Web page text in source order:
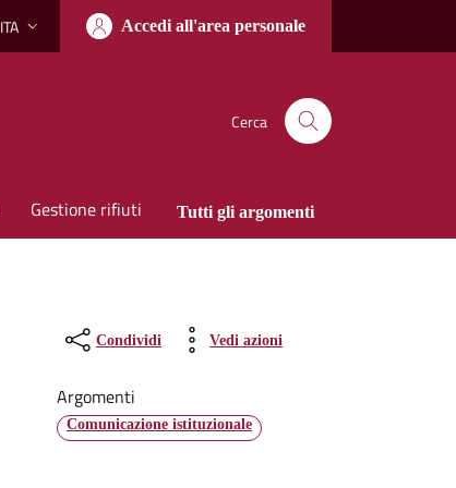
Lingua attiva:
ITA Accedi all'area personale
Cerca
Gestione rifiuti Tutti gli argomenti
Condividi Vedi azioni
Argomenti
Comunicazione istituzionale